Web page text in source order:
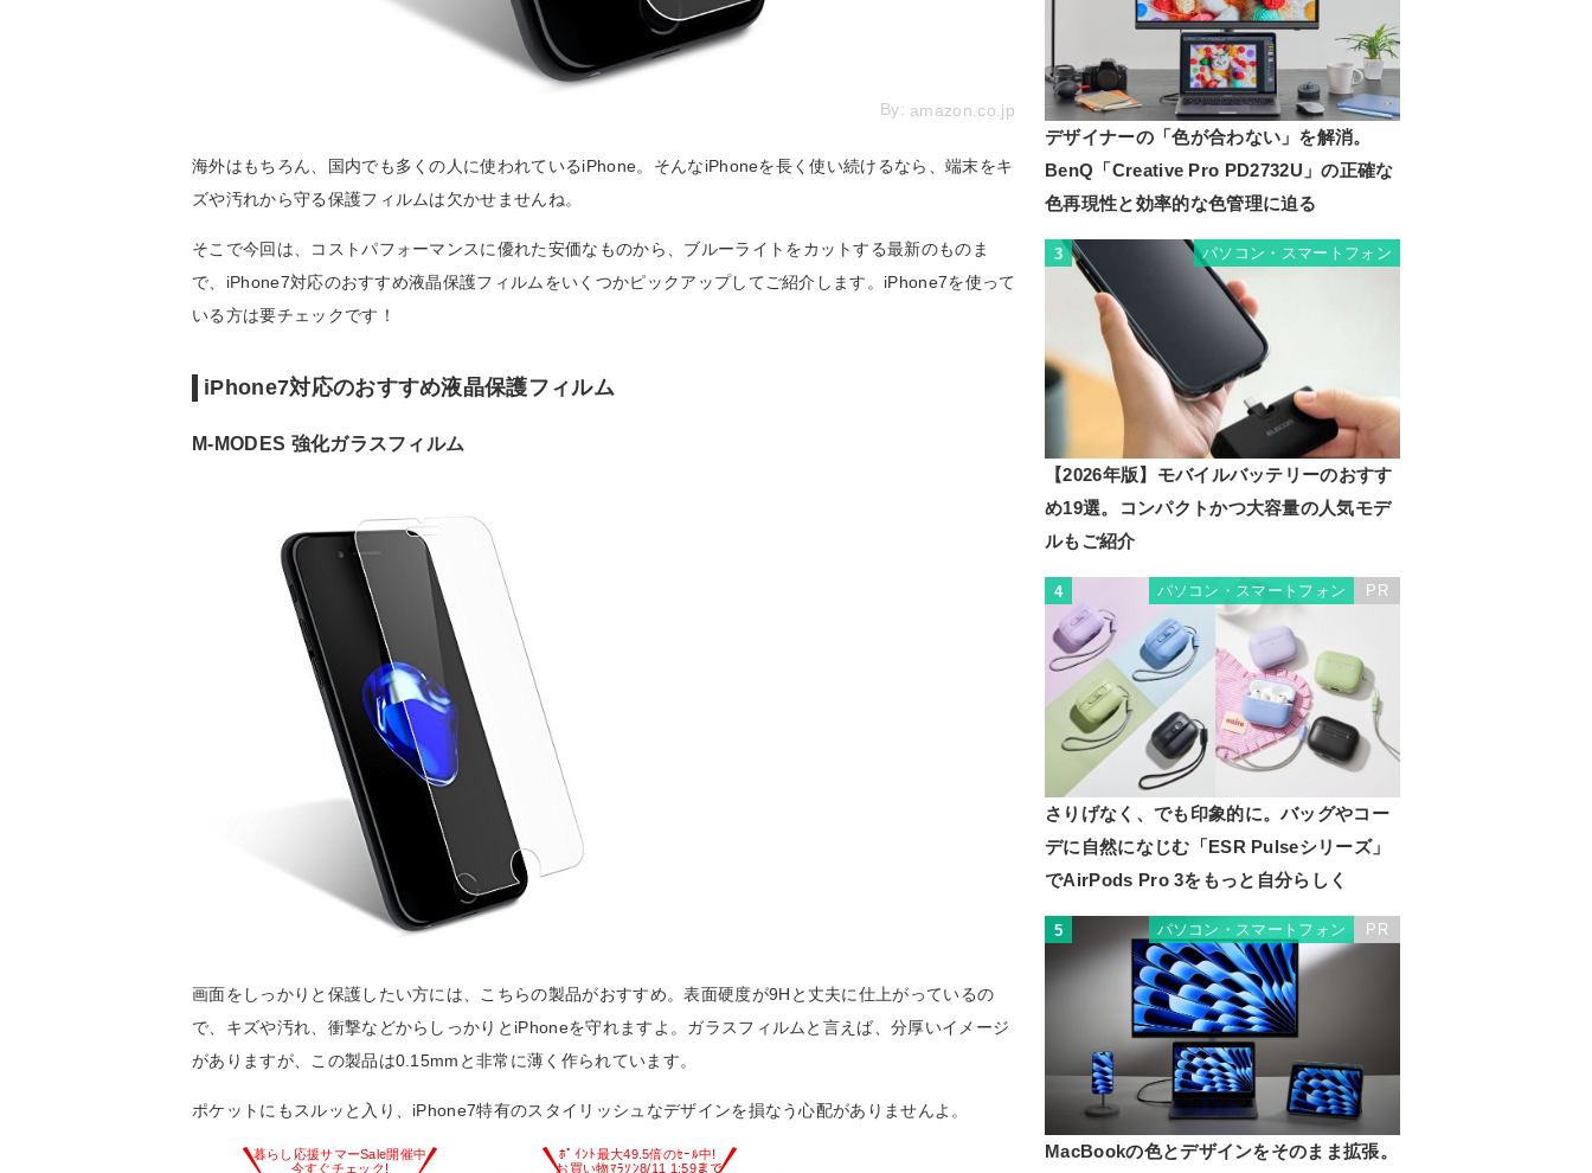
By: amazon.co.jp
海外はもちろん、国内でも多くの人に使われているiPhone。そんなiPhoneを長く使い続けるなら、端末をキ
ズや汚れから守る保護フィルムは欠かせませんね。
そこで今回は、コストパフォーマンスに優れた安価なものから、ブルーライトをカットする最新のものま
で、iPhone7対応のおすすめ液晶保護フィルムをいくつかピックアップしてご紹介します。iPhone7を使って
いる方は要チェックです！
iPhone7対応のおすすめ液晶保護フィルム
M-MODES 強化ガラスフィルム
画面をしっかりと保護したい方には、こちらの製品がおすすめ。表面硬度が9Hと丈夫に仕上がっているの
で、キズや汚れ、衝撃などからしっかりとiPhoneを守れますよ。ガラスフィルムと言えば、分厚いイメージ
がありますが、この製品は0.15mmと非常に薄く作られています。
ポケットにもスルッと入り、iPhone7特有のスタイリッシュなデザインを損なう心配がありませんよ。
デザイナーの「色が合わない」を解消。
BenQ「Creative Pro PD2732U」の正確な
色再現性と効率的な色管理に迫る
3 パソコン・スマートフォン
【2026年版】モバイルバッテリーのおすす
め19選。コンパクトかつ大容量の人気モデ
ルもご紹介
4 パソコン・スマートフォン PR
さりげなく、でも印象的に。バッグやコー
デに自然になじむ「ESR Pulseシリーズ」
でAirPods Pro 3をもっと自分らしく
5 パソコン・スマートフォン PR
MacBookの色とデザインをそのまま拡張。